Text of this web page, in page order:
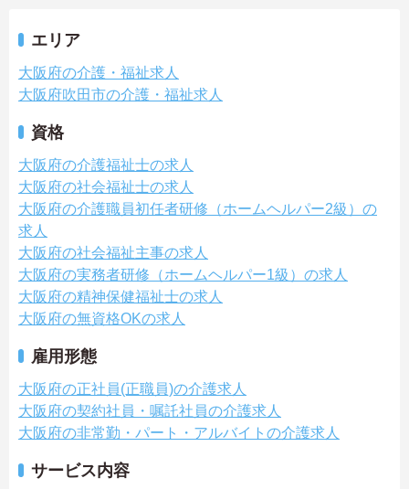
エリア
大阪府の介護・福祉求人
大阪府吹田市の介護・福祉求人
資格
大阪府の介護福祉士の求人
大阪府の社会福祉士の求人
大阪府の介護職員初任者研修（ホームヘルパー2級）の
求人
大阪府の社会福祉主事の求人
大阪府の実務者研修（ホームヘルパー1級）の求人
大阪府の精神保健福祉士の求人
大阪府の無資格OKの求人
雇用形態
大阪府の正社員(正職員)の介護求人
大阪府の契約社員・嘱託社員の介護求人
大阪府の非常勤・パート・アルバイトの介護求人
サービス内容